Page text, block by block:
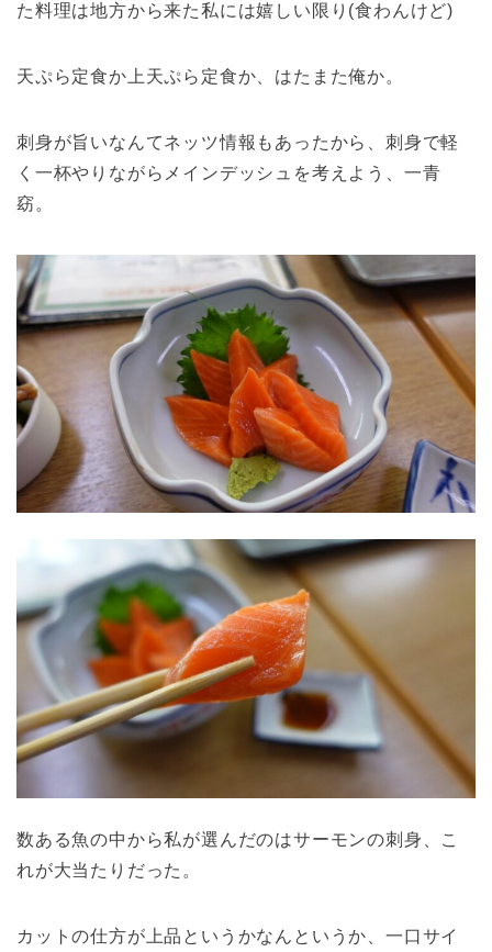
た料理は地方から来た私には嬉しい限り(食わんけど)
天ぷら定食か上天ぷら定食か、はたまた俺か。
刺身が旨いなんてネッツ情報もあったから、刺身で軽
く一杯やりながらメインデッシュを考えよう、一青
窈。
数ある魚の中から私が選んだのはサーモンの刺身、こ
れが大当たりだった。
カットの仕方が上品というかなんというか、一口サイ